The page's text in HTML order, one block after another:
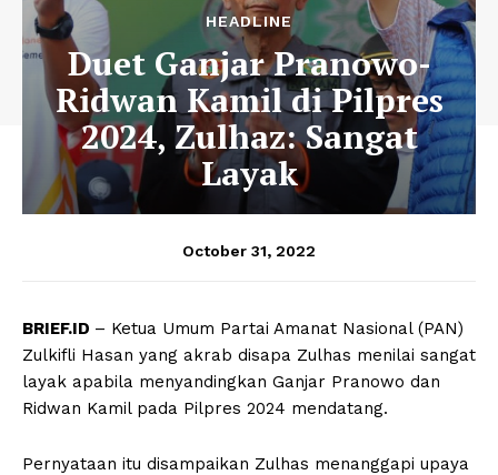
HEADLINE
Duet Ganjar Pranowo-
Ridwan Kamil di Pilpres
2024, Zulhaz: Sangat
Layak
October 31, 2022
BRIEF.ID – Ketua Umum Partai Amanat Nasional (PAN)
Zulkifli Hasan yang akrab disapa Zulhas menilai sangat
layak apabila menyandingkan Ganjar Pranowo dan
Ridwan Kamil pada Pilpres 2024 mendatang.
Pernyataan itu disampaikan Zulhas menanggapi upaya